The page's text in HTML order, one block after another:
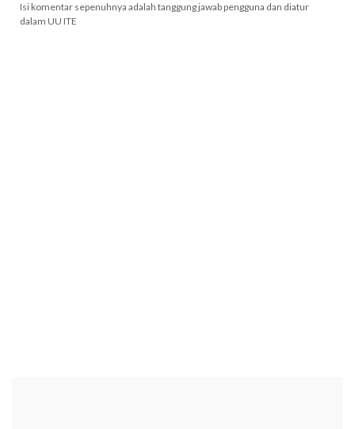
Isi komentar sepenuhnya adalah tanggung jawab pengguna dan diatur
dalam UU ITE